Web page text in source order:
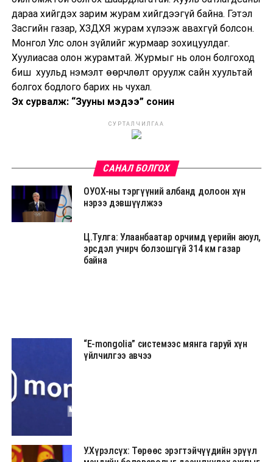
дараа хийгдэх зарим журам хийгдээгүй байна. Гэтэл
Засгийн газар, ХЗДХЯ журам хүлээж авахгүй болсон.
Монгол Улс олон зүйлийг журмаар зохицуулдаг.
Хуулиасаа олон журамтай. Журмыг нь олон болгоход
биш хуульд нэмэлт өөрчлөлт оруулж сайн хуультай
болгох бодлого барих нь чухал.
Эх сурвалж: “Зууны мэдээ” сонин
СУРТАЛЧИЛГАА
САНАЛ БОЛГОХ
ОУОХ-ны тэргүүний албанд долоон хүн
нэрээ дэвшүүлжээ
Ц.Тулга: Улаанбаатар орчимд үерийн аюул,
эрсдэл учирч болзошгүй 314 км газар
байна
“Е-mongolia” системээс мянга гаруй хүн
үйлчилгээ авчээ
У.Хүрэлсүх: Төрөөс эрэгтэйчүүдийн эрүүл